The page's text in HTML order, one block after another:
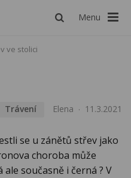
Menu
ve stolici
Trávení Elena 11.3.2021
se u zánětů střev jako
choroba může
současně i černá ? V